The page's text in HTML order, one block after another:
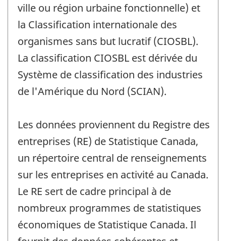
ville ou région urbaine fonctionnelle) et
la Classification internationale des
organismes sans but lucratif (CIOSBL).
La classification CIOSBL est dérivée du
Système de classification des industries
de l'Amérique du Nord (SCIAN).
Les données proviennent du Registre des
entreprises (RE) de Statistique Canada,
un répertoire central de renseignements
sur les entreprises en activité au Canada.
Le RE sert de cadre principal à de
nombreux programmes de statistiques
économiques de Statistique Canada. Il